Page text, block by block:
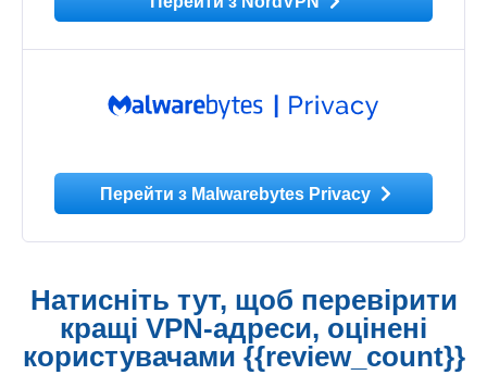
Перейти з Malwarebytes Privacy
Натисніть тут, щоб перевірити
кращі VPN-адреси, оцінені
користувачами {{review_count}}